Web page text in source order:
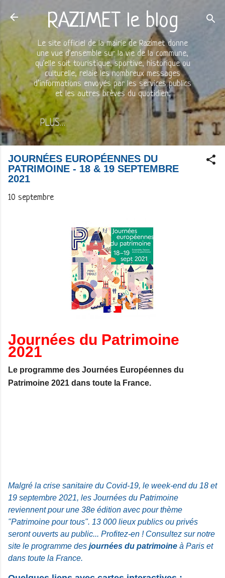
Accéder au contenu principal
RAZIMET le blog
Le site officiel de la mairie de Razimet donne
une vue d'ensemble sur la vie de la commune,
qu'elle soit touristique, sportive, historique ou
culturelle, relaie les nombreux messages
d’informations envoyés par les services publics
et les autres brèves du quotidien.
PLUS…
JOURNÉES EUROPÉENNES DU
PATRIMOINE - 18 & 19 SEPTEMBRE
2021
10 septembre
Journées du Patrimoine
2021
Le programme des Journées Européennes du
Patrimoine 2021 dans toute la France.
Malgré la crise sanitaire du Covid-19, le week-end du 18 et
19 septembre 2021, les Journées du Patrimoine
reviennent pour une 38e édition avec pour thème
"Patrimoine pour tous". 13 000 lieux publics ou privés
seront ouverts au public... Profitez-en ! Consultez sur notre
site le programme des journées du patrimoine à Paris et
dans toute la France.